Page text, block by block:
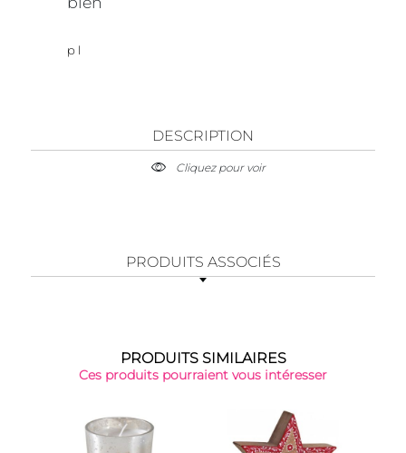
p l
DESCRIPTION
Cliquez pour voir
PRODUITS ASSOCIÉS
PRODUITS SIMILAIRES
Ces produits pourraient vous intéresser